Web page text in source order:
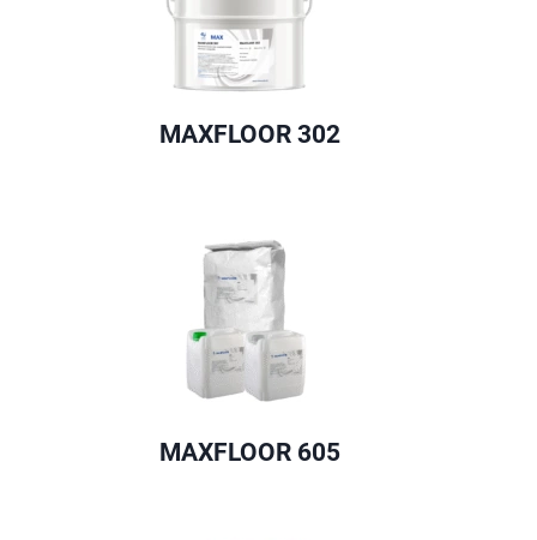
MAXFLOOR 302
MAXFLOOR 605